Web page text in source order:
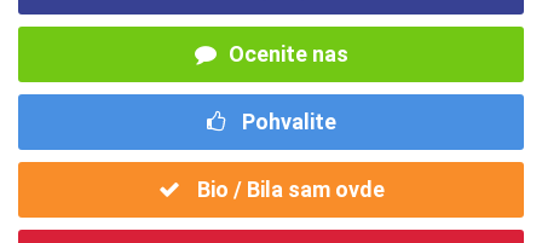
Ocenite nas
Pohvalite
Bio / Bila sam ovde